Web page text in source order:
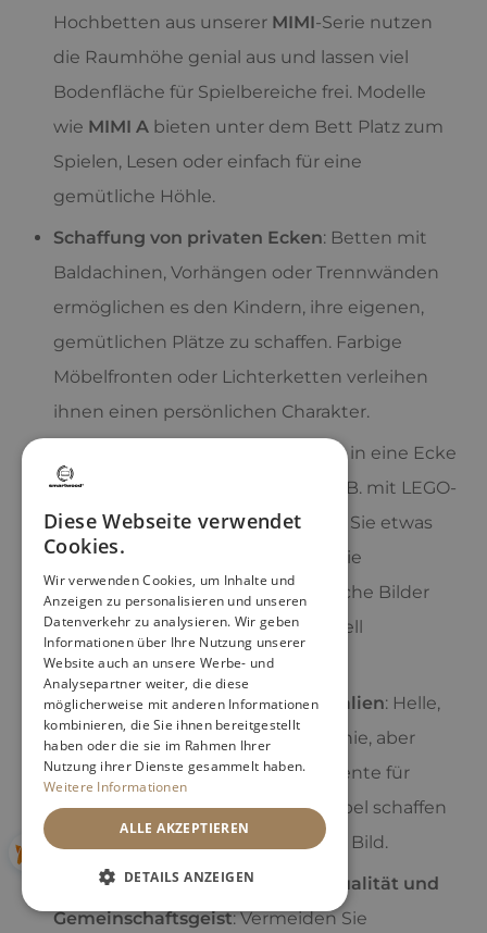
Hochbetten aus unserer MIMI-Serie nutzen
die Raumhöhe genial aus und lassen viel
Bodenfläche für Spielbereiche frei. Modelle
wie MIMI A bieten unter dem Bett Platz zum
Spielen, Lesen oder einfach für eine
gemütliche Höhle.
Schaffung von privaten Ecken: Betten mit
Baldachinen, Vorhängen oder Trennwänden
ermöglichen es den Kindern, ihre eigenen,
gemütlichen Plätze zu schaffen. Farbige
Möbelfronten oder Lichterketten verleihen
ihnen einen persönlichen Charakter.
: Teilen Sie das Zimmer in eine Ecke
zum Malen, Lesen und Spielen (z. B. mit LEGO-
Steinen oder Puppen) und lassen Sie etwas
freien Platz. Wanddekorationen wie
Weltkarten, Korktafeln oder einfache Bilder
können die einzelnen Zonen visuell
markieren.
Auswahl von Farben und Materialien: Helle,
ruhige Farben fördern die Harmonie, aber
fügen Sie immer individuelle Akzente für
jedes Kind hinzu. Einheitliche Möbel schaffen
ein stimmiges und beruhigendes Bild.
Gleichgewicht zwischen Individualität und
Gemeinschaftsgeist: Vermeiden Sie
Diese Webseite verwendet
Cookies.
Wir verwenden Cookies, um Inhalte und
Anzeigen zu personalisieren und unseren
Datenverkehr zu analysieren. Wir geben
Informationen über Ihre Nutzung unserer
Website auch an unsere Werbe- und
Analysepartner weiter, die diese
möglicherweise mit anderen Informationen
kombinieren, die Sie ihnen bereitgestellt
haben oder die sie im Rahmen Ihrer
Nutzung ihrer Dienste gesammelt haben.
Weitere Informationen
ALLE AKZEPTIEREN
DETAILS ANZEIGEN